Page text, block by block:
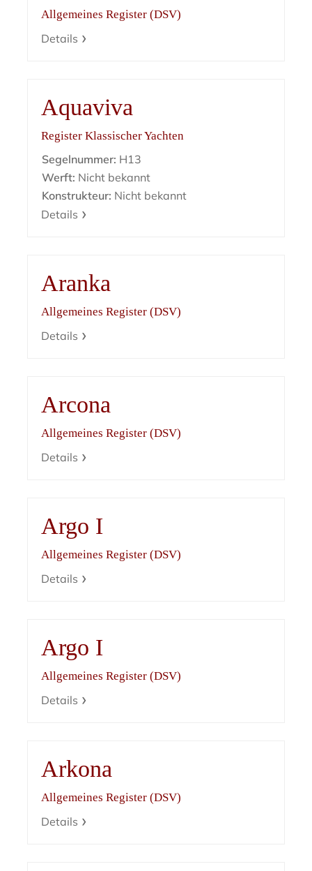
Allgemeines Register (DSV)
Details
Aquaviva
Register Klassischer Yachten
Segelnummer: H13
Werft: Nicht bekannt
Konstrukteur: Nicht bekannt
Details
Aranka
Allgemeines Register (DSV)
Details
Arcona
Allgemeines Register (DSV)
Details
Argo I
Allgemeines Register (DSV)
Details
Argo I
Allgemeines Register (DSV)
Details
Arkona
Allgemeines Register (DSV)
Details